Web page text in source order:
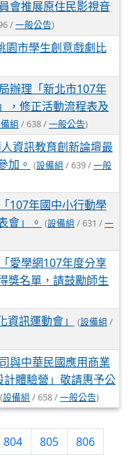
會推展原住民影視音
/一般公告)
園市學生創意戲劇比
辦理「新北市107年
，修正活動流程表及
組 / 638 /一般公告)
資訊教育創新論壇最
加。 (設備組 / 639 /一般
107年國中小行動學
會」。 (設備組 / 631 /一
愛學網107年度分享
獎名單，請鼓勵師生
資訊運動會」 (設備組 /
與中華民國應用商業
體驗營」敬請惠予公
(設備組 / 658 /一般公告)
804 805
806